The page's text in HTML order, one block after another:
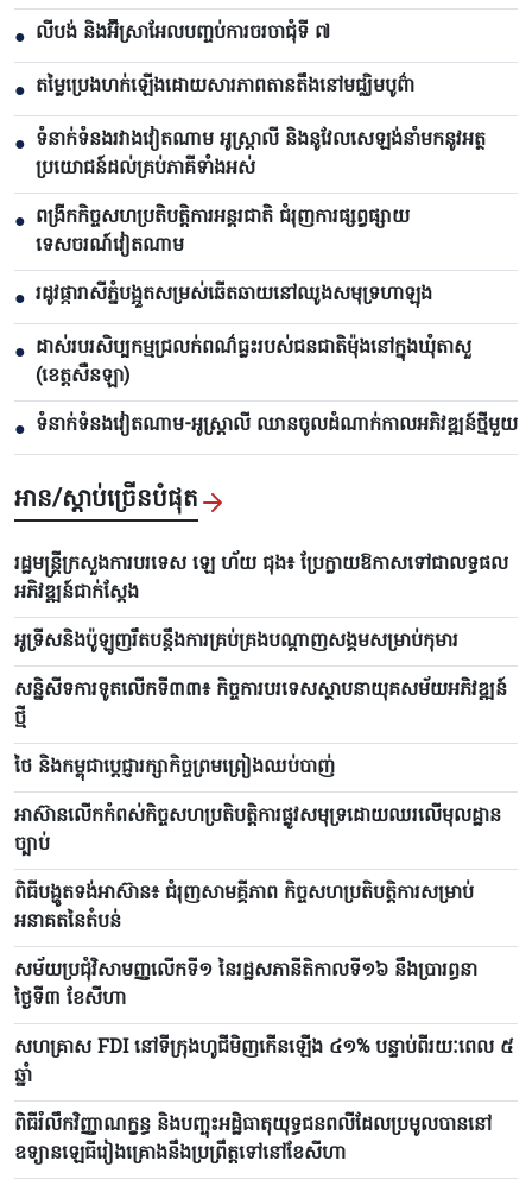
● លីបង់ និងអ៊ីស្រាអែលបញ្ចប់ការចរចាជុំទី ៧​
● តម្លៃប្រេងហក់ឡើងដោយសារភាពតានតឹងនៅមជ្ឈិមបូព៌ា
● ទំនាក់ទំនងរវាងវៀតណាម អូស្ត្រាលី និងនូវែលសេឡង់នាំមកនូវអត្ថ
ប្រយោជន៍ដល់គ្រប់ភាគីទាំងអស់
● ពង្រីកកិច្ចសហប្រតិបត្តិការអន្តរជាតិ ជំរុញការផ្សព្វផ្សាយ
ទេសចរណ៍វៀតណាម
● រដូវផ្ការាសីភ្នំបង្អួតសម្រស់ឆើតឆាយនៅឈូងសមុទ្រហាឡុង
● ដាស់របរសិប្បកម្មជ្រលក់ពណ៌ធ្លះរបស់ជនជាតិម៉ុងនៅក្នុងឃុំតាសួ
(ខេត្តសឺនឡា)
● ទំនាក់ទំនងវៀតណាម-អូស្ត្រាលី ឈាន​ចូលដំណាក់កាលអភិវឌ្ឍន៍ថ្មីមួយ
អាន/ស្តាប់ច្រើនបំផុត
រដ្ឋមន្ត្រីក្រសួងការបរទេស ឡេ ហ័យ ជុង៖ ប្រែក្លាយឱកាសទៅជាលទ្ធផល
អភិវឌ្ឍន៍ជាក់ស្តែង
អូទ្រីសនិងប៉ូឡូញរឹតបន្តឹងការគ្រប់គ្រងបណ្តាញសង្គមសម្រាប់កុមារ
សន្និសីទការទូតលើកទី៣៣៖ កិច្ចការបរទេសស្ថាបនាយុគសម័យអភិវឌ្ឍន៍
ថ្មី
ថៃ និងកម្ពុជាប្តេជ្ញារក្សាកិច្ចព្រមព្រៀងឈប់បាញ់
អាស៊ានលើកកំពស់កិច្ចសហប្រតិបត្តិការផ្លូវសមុទ្រដោយឈរលើមុលដ្ឋាន
ច្បាប់
ពិធីបង្ហូតទង់អាស៊ាន៖ ជំរុញសាមគ្គីភាព កិច្ចសហប្រតិបត្តិការសម្រាប់
អនាគតនៃតំបន់
សម័យប្រជុំវិសាមញ្ញលើកទី១ នៃរដ្ឋសភានីតិកាលទី១៦ នឹងប្រារព្ធនា
ថ្ងៃទី៣ ខែសីហា
សហគ្រាស FDI នៅទីក្រុងហូជីមិញកើនឡើង ៤១% បន្ទាប់ពីរយៈពេល ៥
ឆ្នាំ
ពិធីរំលឹកវិញ្ញាណក្ខន្ធ និងបញ្ចុះអដ្ឋិធាតុយុទ្ធជនពលីដែលប្រមូលបាននៅ
ឧទ្យានឡេធីរៀងគ្រោងនឹងប្រព្រឹត្តទៅនៅខែសីហា